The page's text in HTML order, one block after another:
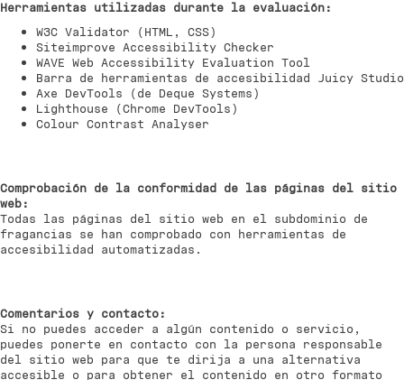
Herramientas utilizadas durante la evaluación:
W3C Validator (HTML, CSS)
Siteimprove Accessibility Checker
WAVE Web Accessibility Evaluation Tool
Barra de herramientas de accesibilidad Juicy Studio
Axe DevTools (de Deque Systems)
Lighthouse (Chrome DevTools)
Colour Contrast Analyser
Comprobación de la conformidad de las páginas del sitio
web:
Todas las páginas del sitio web en el subdominio de
fragancias se han comprobado con herramientas de
accesibilidad automatizadas.
Comentarios y contacto:
Si no puedes acceder a algún contenido o servicio,
puedes ponerte en contacto con la persona responsable
del sitio web para que te dirija a una alternativa
accesible o para obtener el contenido en otro formato